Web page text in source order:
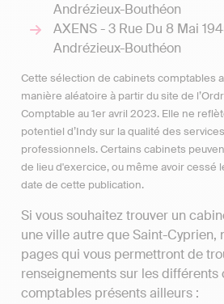
Andrézieux-Bouthéon
AXENS - 3 Rue Du 8 Mai
Andrézieux-Bouthéon
Cette sélection de cabinets comptables
manière aléatoire à partir du site de
Comptable au 1er avril 2023. Elle ne
potentiel d’Indy sur la qualité des
professionnels. Certains cabinets
de lieu d'exercice, ou même avoir cessé
date de cette publication.
Si vous souhaitez trouver un
une ville autre que Saint-Cyprien,
pages qui vous permettront de
renseignements sur les
comptables présents ailleurs :